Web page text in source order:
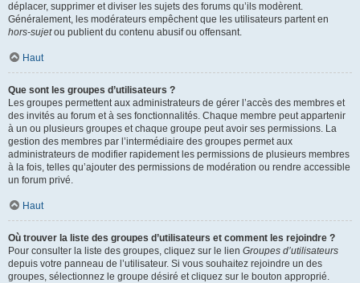
déplacer, supprimer et diviser les sujets des forums qu’ils modèrent.
Généralement, les modérateurs empêchent que les utilisateurs partent en
hors-sujetou publient du contenu abusif ou offensant.
Haut
Que sont les groupes d’utilisateurs ?
Les groupes permettent aux administrateurs de gérer l’accès des membres et
des invités au forum et à ses fonctionnalités. Chaque membre peut appartenir
à un ou plusieurs groupes et chaque groupe peut avoir ses permissions. La
gestion des membres par l’intermédiaire des groupes permet aux
administrateurs de modifier rapidement les permissions de plusieurs membres
à la fois, telles qu’ajouter des permissions de modération ou rendre accessible
un forum privé.
Haut
Où trouver la liste des groupes d’utilisateurs et comment les rejoindre ?
Pour consulter la liste des groupes, cliquez sur le lien Groupes d’utilisateurs
depuis votre panneau de l’utilisateur. Si vous souhaitez rejoindre un des
groupes, sélectionnez le groupe désiré et cliquez sur le bouton approprié.